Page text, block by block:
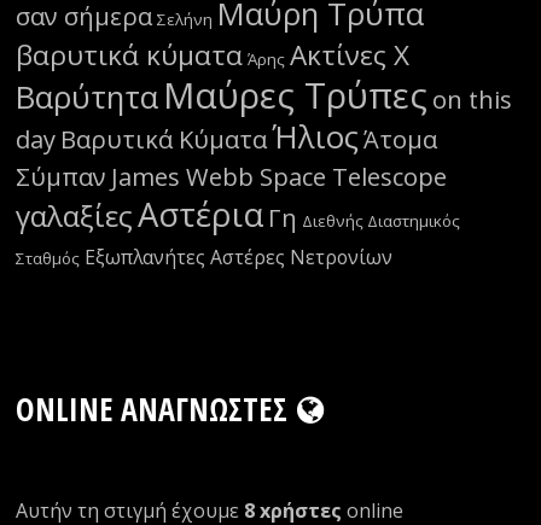
σαν σήμερα Σελήνη Μαύρη Τρύπα
βαρυτικά κύματα Άρης Ακτίνες Χ
Βαρύτητα Μαύρες Τρύπες on this
day Βαρυτικά ΚύματαΉλιος Άτομα
Σύμπαν James Webb Space Telescope
γαλαξίεςΑστέρια Γη Διεθνής Διαστημικός
Σταθμός Εξωπλανήτες Αστέρες Νετρονίων
ONLINE ΑΝΑΓΝΏΣΤΕΣ
Αυτήν τη στιγμή έχουμε 8 xρήστες οnline